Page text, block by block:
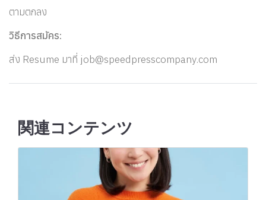
ตามตกลง
วิธีการสมัคร:
ส่ง Resume มาที่ job@speedpresscompany.com
関連コンテンツ